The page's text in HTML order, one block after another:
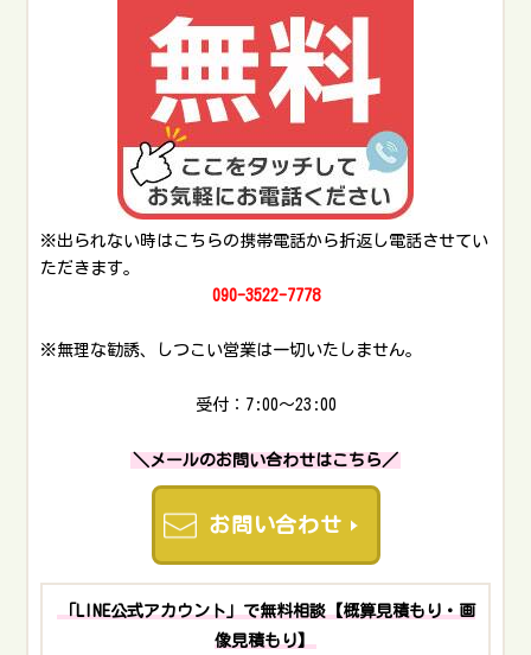
用するとかなりの時間がかかります。便利屋のトラック
を準備する場合は、オプション料金が必要です。軽トラ
ックや2tトラックなど利用する車両により料金は異なり
ます。車両準備が必要な場合は予算に合わせて調整しま
すので、ご相談ください。以下では、基本料金で対応で
きる作業と、引越し料金になる作業についてご紹介しま
す。【基本料金で対応できる作業】トランクルームから
大型家具・家電の搬出や搬入を依頼したいトランクルー
ムからトラックへの積み込みを依頼したいトランクルー
ム内の荷物の整理をサポートしてほしいトランクルーム
内を整理・清掃してほしい 【引越し料金になる作業】大
用品の処分を依頼したい上記の依頼は、引越し扱いにな
別途料金がかかることもあります。【オプション料金が
極端に多い荷物のサイズや重量が大きい搬出・搬入先に
の方はお気軽にご連絡ください。トランクルーム作業の
ご利用の流れお問い合わせ・ご相談対応ご依頼はお電話
（09035227778）、ライン、メールにてお問い合わせくだ
さい。お問い合わせの際に、ご希望の作業内容を伝えて
いただけるとその後の流れがスムーズとなります。すぐ
庫やトランクルームの整理・片付けの料金は、9,800円か
らが目安です。交通費や不用品処分費、時間帯による割
増料金などが別途必要になることもあるので、総合的な
金額を確認しておくと安心です。便利屋「大ちゃん」で
は、コンテナ倉庫・トランクルームの整理・片付けを
9,900円から承っています。便利屋のため、様々なサービ
スを組み合わせることもできますので、お気軽にご相談
ください。便利屋「大ちゃん」を利用するメリット急ぎ
の整理・片付け作業対応急ぎの整理や片付けも対応可能
です。スケジュールに余裕がない場合も、最短で対応す
るので、ご相談ください。 不用品回収もサポート可能コ
収・処分するのでスムーズに完了します。お気軽にご連
集・運搬ができる「産業廃棄物収集運搬業許可」「特別
から発生した産業廃棄物も適切に処理します。また、産
業廃棄物処分に必要な書類作成もサポート可能ですの
で、お悩みの場合はご相談ください。コンテナ倉庫・ト
ン、メールによりお問い合わせください。お問い合わせ
の際に、ご希望の依頼内容を伝えていただけるとその後
※出られない時はこちらの携帯電話から折返し電話させてい
ただきます。
090-3522-7778
※無理な勧誘、しつこい営業は一切いたしません。
受付：7:00～23:00
＼メールのお問い合わせはこちら／
お問い合わせ
「LINE公式アカウント」で無料相談【概算見積もり・画
像見積もり】